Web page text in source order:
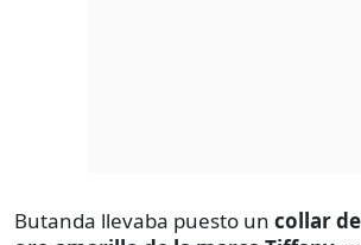
Butanda llevaba puesto un collar